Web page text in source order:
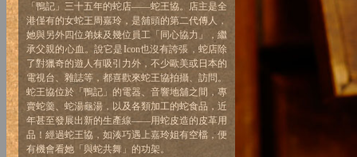
「鴨記」三十五年的蛇店——蛇王協。店主是全
港僅有的女蛇王周嘉玲，是舖頭的第二代傳人，
她與另外四位弟妹及幾位員工「同心協力」，繼
承父親的心血。說它是Icon也沒有誇張，蛇店除
了對獵奇的遊人有吸引力外，不少歐美或日本的
電視台、雜誌等，都喜歡來蛇王協拍攝、訪問。
蛇王協位於「鴨記」的電器、音響地舖之間，專
賣蛇羹、蛇湯龜湯，以及各類加工的蛇食品，近
年甚至發展出新的生產線——用蛇皮造的皮革用
品！經過蛇王協，如湊巧遇上嘉玲姐有空檔，便
有機會看她「與蛇共舞」的功架。